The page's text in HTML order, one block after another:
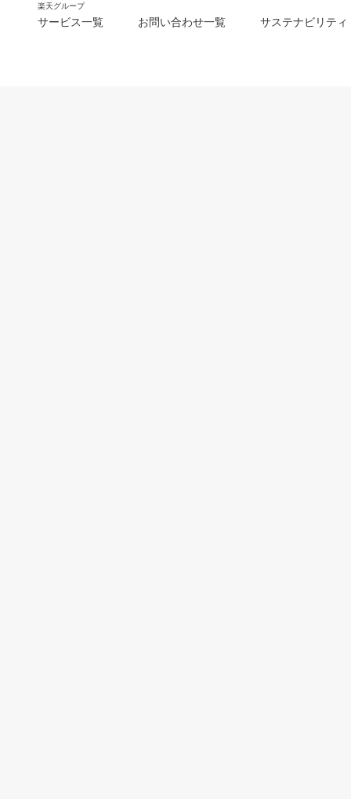
楽天グループ
サービス一覧 お問い合わせ一覧 サステナビリティ